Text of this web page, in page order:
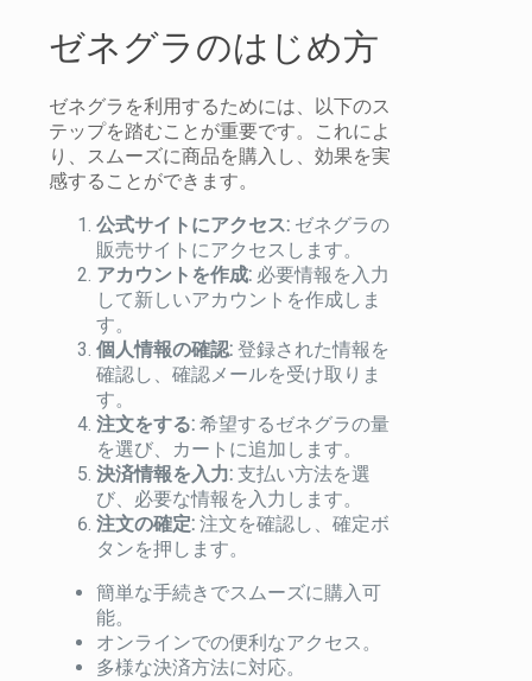
ゼネグラのはじめ方
ゼネグラを利用するためには、以下のス
テップを踏むことが重要です。これによ
り、スムーズに商品を購入し、効果を実
感することができます。
公式サイトにアクセス: ゼネグラの
販売サイトにアクセスします。
アカウントを作成: 必要情報を入力
して新しいアカウントを作成しま
す。
個人情報の確認: 登録された情報を
確認し、確認メールを受け取りま
す。
注文をする: 希望するゼネグラの量
を選び、カートに追加します。
決済情報を入力: 支払い方法を選
び、必要な情報を入力します。
注文の確定: 注文を確認し、確定ボ
タンを押します。
簡単な手続きでスムーズに購入可
能。
オンラインでの便利なアクセス。
多様な決済方法に対応。